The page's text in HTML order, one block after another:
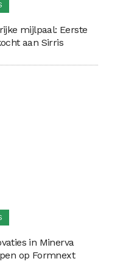
mijlpaal: Eerste
aan Sirris
in Minerva
op Formnext